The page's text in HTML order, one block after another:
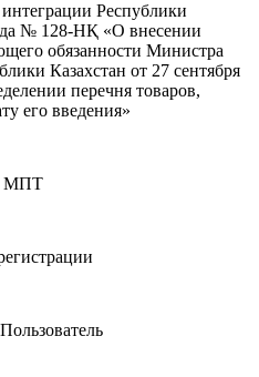
Республики
№ 128-НҚ «О внесении
обязанности Министра
Казахстан от 27 сентября
перечня товаров,
его введения»
МПТ